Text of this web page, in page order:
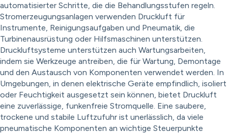
automatisierter Schritte, die die Behandlungsstufen regeln.
Stromerzeugungsanlagen verwenden Druckluft für
Instrumente, Reinigungsaufgaben und Pneumatik, die
Turbinenausrüstung oder Hilfsmaschinen unterstützen.
Druckluftsysteme unterstützen auch Wartungsarbeiten,
indem sie Werkzeuge antreiben, die für Wartung, Demontage
und den Austausch von Komponenten verwendet werden. In
Umgebungen, in denen elektrische Geräte empfindlich, isoliert
oder Feuchtigkeit ausgesetzt sein können, bietet Druckluft
eine zuverlässige, funkenfreie Stromquelle. Eine saubere,
trockene und stabile Luftzufuhr ist unerlässlich, da viele
pneumatische Komponenten an wichtige Steuerpunkte